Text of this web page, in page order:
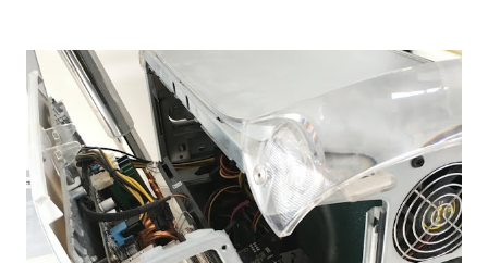
はLEDやSDカードのピン配置が異なるので､記法に従って､
MAX32のカーネルコンフィグを修正してビルドしてみた｡ カ
ーネルは､ボードのブートローダーを利用して焼くことができ
る｡ Windows上だと､コマンドラインから付属するpic32prog
で書き込むことになる｡ オプションによってはブートローダー
を経由せず､PICKIT2などを使って直接焼くことも可能だった｡
ログイン画面 電源投入から数秒間待つと､ブートメッセージの